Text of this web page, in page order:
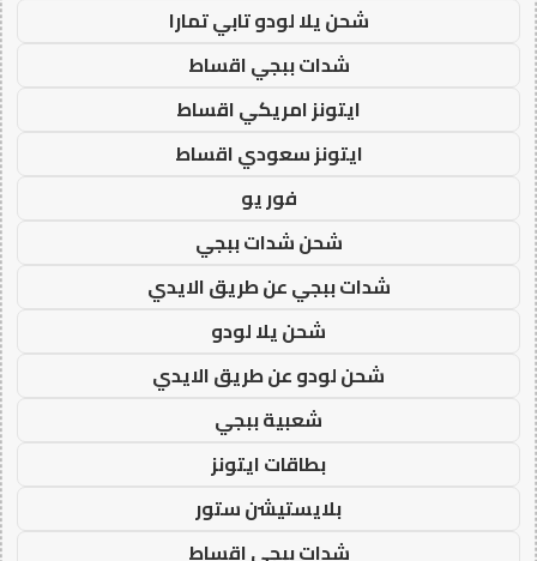
شحن يلا لودو تابي تمارا
شدات ببجي اقساط
ايتونز امريكي اقساط
ايتونز سعودي اقساط
فور يو
شحن شدات ببجي
شدات ببجي عن طريق الايدي
شحن يلا لودو
شحن لودو عن طريق الايدي
شعبية ببجي
بطاقات ايتونز
بلايستيشن ستور
شدات ببجي اقساط